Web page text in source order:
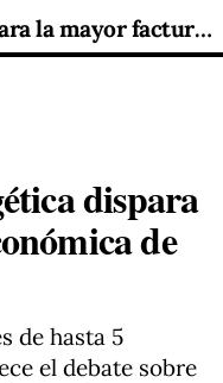
La transición energética dispara la mayor factura económica de la historia
dispara
de
de hasta 5
el debate sobre